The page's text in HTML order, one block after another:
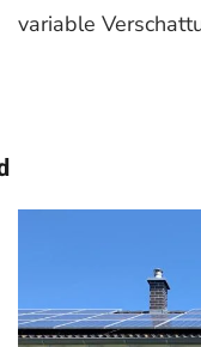
variable